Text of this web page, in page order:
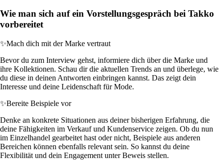
Wie man sich auf ein Vorstellungsgespräch bei Takko
vorbereitet
✨Mach dich mit der Marke vertraut
Bevor du zum Interview gehst, informiere dich über die Marke und
ihre Kollektionen. Schau dir die aktuellen Trends an und überlege, wie
du diese in deinen Antworten einbringen kannst. Das zeigt dein
Interesse und deine Leidenschaft für Mode.
✨Bereite Beispiele vor
Denke an konkrete Situationen aus deiner bisherigen Erfahrung, die
deine Fähigkeiten im Verkauf und Kundenservice zeigen. Ob du nun
im Einzelhandel gearbeitet hast oder nicht, Beispiele aus anderen
Bereichen können ebenfalls relevant sein. So kannst du deine
Flexibilität und dein Engagement unter Beweis stellen.